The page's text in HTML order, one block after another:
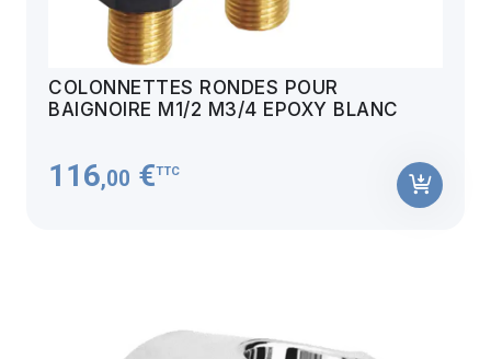
COLONNETTES RONDES POUR
BAIGNOIRE M1/2 M3/4 EPOXY BLANC
116,00 €TTC